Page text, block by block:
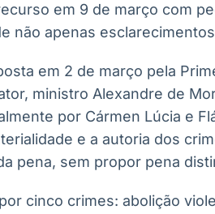
em 9 de março com
não apenas
em 2 de março pela
ministro Alexandre de
por Cármen Lúcia e
e a autoria dos
pena, sem propor pena
cinco crimes: abolição